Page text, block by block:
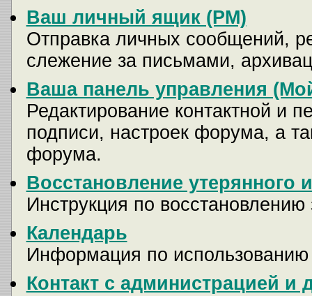
Ваш личный ящик (PM)
Отправка личных сообщений,
слежение за письмами,
Ваша панель управления
Редактирование контактной и
подписи, настроек форума, а
форума.
Восстановление утерянного
Инструкция по восстановлению
Календарь
Информация по
Контакт с администрацией